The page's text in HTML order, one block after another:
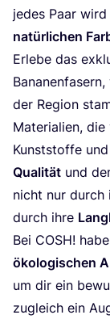
jedes Paar wird
natür­li­chen
Erle­be das
der Regi­on
Mate­ria­li­en,
Kunst­stof­fe
Qua­li­tät und
nicht nur durch
durch ihre
Bei COSH!
öko­lo­gi­schen
um dir ein
zugleich ein